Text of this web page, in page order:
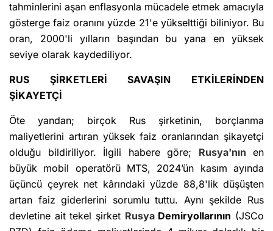
tahminlerini aşan enflasyonla mücadele etmek amacıyla
gösterge faiz oranını yüzde 21'e yükselttiği biliniyor. Bu
oran, 2000'li yılların başından bu yana en yüksek
seviye olarak kaydediliyor.
RUS ŞİRKETLERİ SAVAŞIN ETKİLERİNDEN
ŞİKAYETÇİ
Öte yandan; birçok Rus şirketinin, borçlanma
maliyetlerini artıran yüksek faiz oranlarından şikayetçi
olduğu bildiriliyor. İlgili habere göre; Rusya'nın en
büyük mobil operatörü MTS, 2024’ün kasım ayında
üçüncü çeyrek net kârındaki yüzde 88,8'lik düşüşten
artan faiz giderlerini sorumlu tuttu. Aynı şekilde Rus
devletine ait tekel şirket RusyaDemiryollarının (JSCo